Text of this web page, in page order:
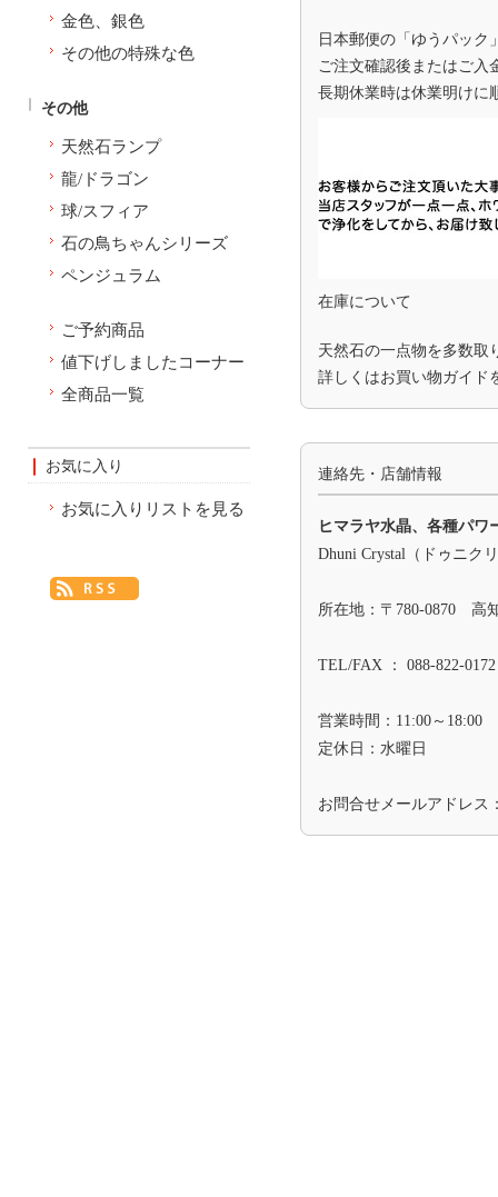
日本郵便の「ゆうパック
ご注文確認後またはご入
長期休業時は休業明けに
在庫について
天然石の一点物を多数取
詳しくはお買い物ガイド
連絡先・店舗情報
ヒマラヤ水晶、各種パ
Dhuni Crystal（ドゥニク
所在地：〒780-0870 高
TEL/FAX ： 088-822-0172
営業時間：11:00～18:00
定休日：水曜日
お問合せメールアドレス
金色、銀色
その他の特殊な色
その他
天然石ランプ
龍/ドラゴン
球/スフィア
石の鳥ちゃんシリーズ
ペンジュラム
ご予約商品
値下げしましたコーナー
全商品一覧
お気に入り
お気に入りリストを見る